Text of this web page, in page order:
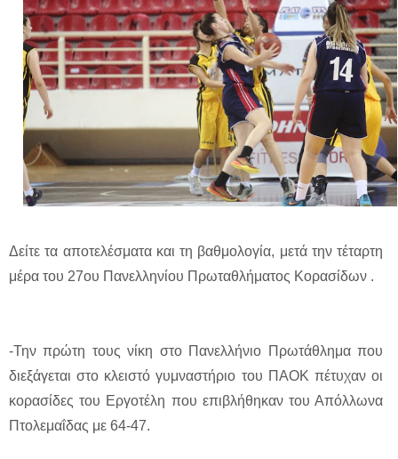
Δείτε τα αποτελέσματα και τη βαθμολογία, μετά την τέταρτη
μέρα του 27ου Πανελληνίου Πρωταθλήματος Κορασίδων .
-Την πρώτη τους νίκη στο Πανελλήνιο Πρωτάθλημα που
διεξάγεται στο κλειστό γυμναστήριο του ΠΑΟΚ πέτυχαν οι
κορασίδες του Εργοτέλη που επιβλήθηκαν του Απόλλωνα
Πτολεμαΐδας με 64-47.